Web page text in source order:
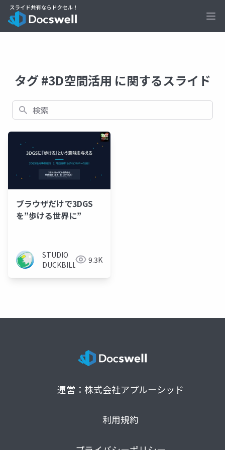
タグ #3D空間活用 に関するスライド
検索
ブラウザだけで3DGS
を”歩ける世界に”
STUDIO
DUCKBILL
9.3K
運営：株式会社アプルーシッド
利用規約